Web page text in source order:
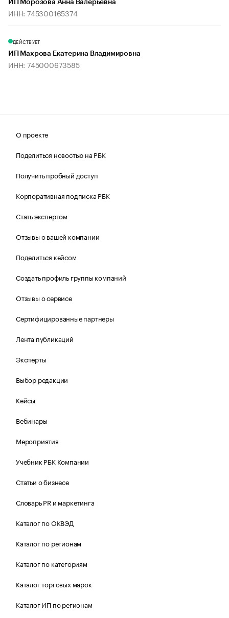
ИП Морозова Анна Валерьевна
ИНН: 745300165374
ДЕЙСТВУЕТ
ИП Махрова Екатерина Владимировна
ИНН: 745000673585
О проекте
Поделиться новостью на РБК
Получить пробный доступ
Корпоративная подписка РБК
Стать экспертом
Отзывы о вашей компании
Поделиться кейсом
Создать профиль группы компаний
Отзывы о сервисе
Сертифицированные партнеры
Лента публикаций
Эксперты
Выбор редакции
Кейсы
Вебинары
Мероприятия
Учебник РБК Компании
Статьи о бизнесе
Словарь PR и маркетинга
Каталог по ОКВЭД
Каталог по регионам
Каталог по категориям
Каталог торговых марок
Каталог ИП по регионам